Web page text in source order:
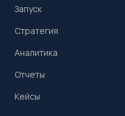
Запуск
Стратегия
Аналитика
Отчеты
Кейсы